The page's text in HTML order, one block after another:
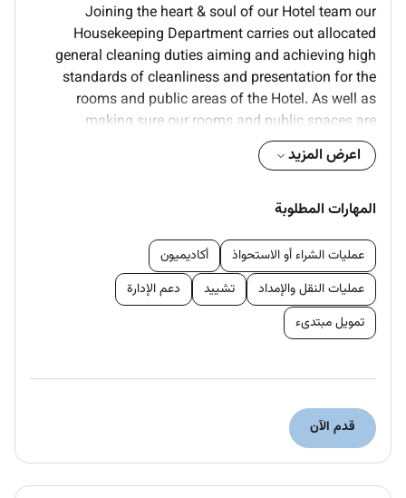
Joining the heart & soul of our Hotel team our
Housekeeping Department carries out allocated
general cleaning duties aiming and achieving high
standards of cleanliness and presentation for the
rooms and public areas of the Hotel. As well as
making sure our rooms and public spaces are
sparkling clean and comfortable we also provide
efficient friendly and professional service in all our
cared for.
Your duties as aHousekeeping Attendantincludes:
Maintaining the cleanliness standards for the
hotels public areas and guest rooms.
Thoroughly clean all sections of the guest
rooms such as changing linens cleaning
ensure an exceptional first impression.
Re-stocking and maintaining housekeeping
inventory levels including linen cleaning
supplies tea coffee etc.
اعرض المزيد
المهارات المطلوبة
عمليات الشراء أو الاستحواذ
أكاديميون
عمليات النقل والإمداد
تشييد
دعم الإدارة
تمويل مبتدىء
قدم الآن